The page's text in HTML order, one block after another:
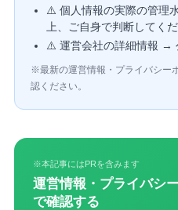
⚠️ 個人情報の実際の管理
上、ご自身で判断してく
⚠️ 運営会社の詳細情報 →
※最新の運営情報・プライバシー
認ください。
※本記事にはPRを含みます
運営情報・プライバシ
で確認する